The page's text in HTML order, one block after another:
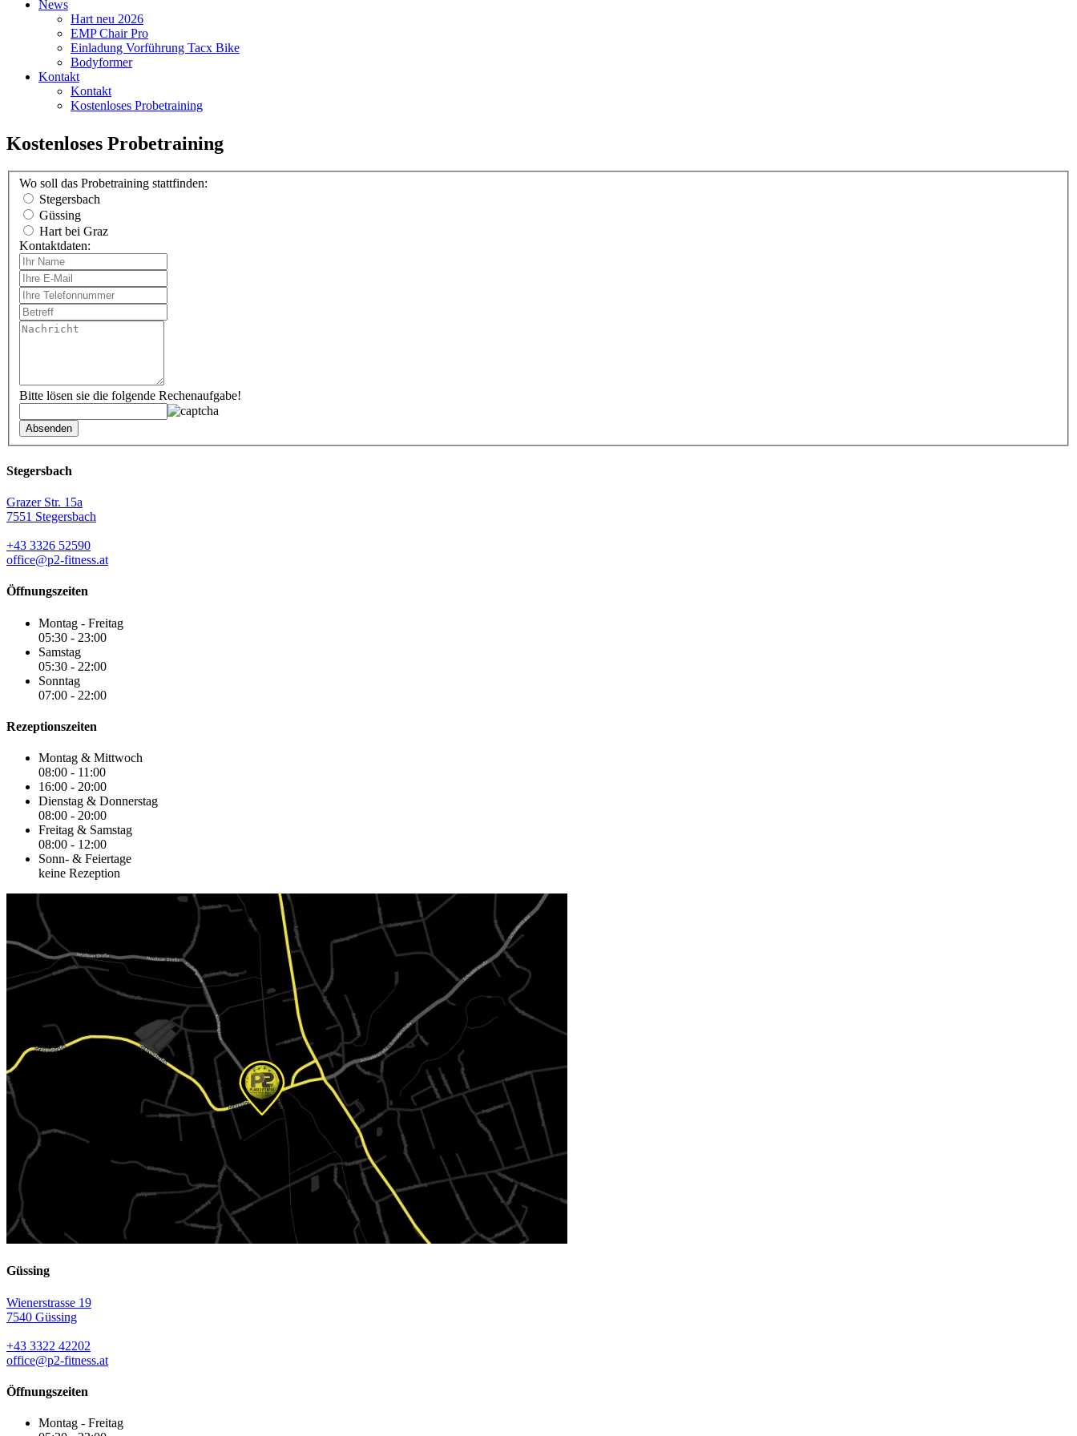
News
Hart neu 2026
EMP Chair Pro
Einladung Vorführung Tacx Bike
Bodyformer
Kontakt
Kontakt
Kostenloses Probetraining
Kostenloses Probetraining
Wo soll das Probetraining stattfinden:
Stegersbach
Güssing
Hart bei Graz
Kontaktdaten:
Bitte lösen sie die folgende Rechenaufgabe!
Stegersbach
Grazer Str. 15a
7551 Stegersbach
+43 3326 52590
office@p2-fitness.at
Öffnungszeiten
Montag - Freitag
05:30 - 23:00
Samstag
05:30 - 22:00
Sonntag
07:00 - 22:00
Rezeptionszeiten
Montag & Mittwoch
08:00 - 11:00
16:00 - 20:00
Dienstag & Donnerstag
08:00 - 20:00
Freitag & Samstag
08:00 - 12:00
Sonn- & Feiertage
keine Rezeption
Güssing
Wienerstrasse 19
7540 Güssing
+43 3322 42202
office@p2-fitness.at
Öffnungszeiten
Montag - Freitag